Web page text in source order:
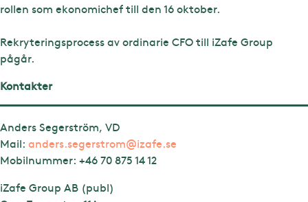
rollen som ekonomichef till den 16 oktober.
Rekryteringsprocess av ordinarie CFO till iZafe Group
pågår.
Kontakter
Anders Segerström, VD
Mail: anders.segerstrom@izafe.se
Mobilnummer: +46 70 875 14 12
iZafe Group AB (publ)